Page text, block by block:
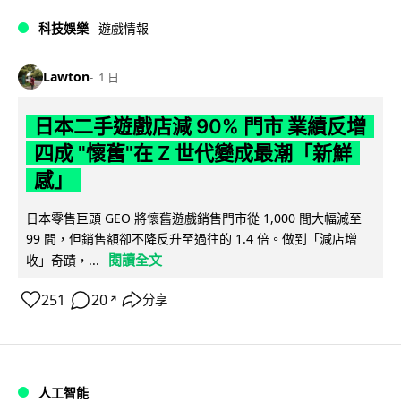
科技娛樂 遊戲情報
Lawton 1 日
日本二手遊戲店減 90% 門市 業績反增
四成 "懷舊"在 Z 世代變成最潮「新鮮
感」
日本零售巨頭 GEO 將懷舊遊戲銷售門市從 1,000 間大幅減至
99 間，但銷售額卻不降反升至過往的 1.4 倍。做到「減店增
收」奇蹟，...
閱讀全文
251 20 ↗ 分享
人工智能